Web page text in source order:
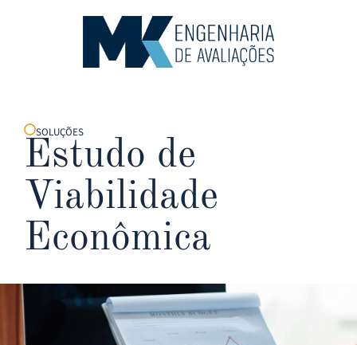
SOLUÇÕES
Estudo de
Viabilidade
Econômica